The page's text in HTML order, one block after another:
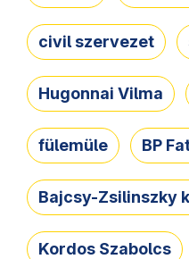
civil szervezet
Hugonnai Vilma
fülemüle BP
Bajcsy-Zsilinszky
Kordos Szabolcs